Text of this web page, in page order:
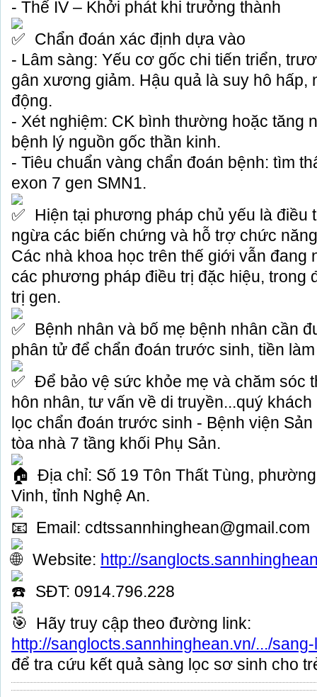
- Thể IV – Khởi phát khi trưởng thành
Chẩn đoán xác định dựa vào
- Lâm sàng: Yếu cơ gốc chi tiến triển,
gân xương giảm. Hậu quả là suy hô hấp,
động.
- Xét nghiệm: CK bình thường hoặc tăng
bệnh lý nguồn gốc thần kinh.
- Tiêu chuẩn vàng chẩn đoán bệnh: tìm
exon 7 gen SMN1.
Hiện tại phương pháp chủ yếu là điều
ngừa các biến chứng và hỗ trợ chức
Các nhà khoa học trên thế giới vẫn đang
các phương pháp điều trị đặc hiệu, trong
trị gen.
Bệnh nhân và bố mẹ bệnh nhân cần
phân tử để chẩn đoán trước sinh, tiền
Để bảo vệ sức khỏe mẹ và chăm sóc
hôn nhân, tư vấn về di truyền...quý
lọc chẩn đoán trước sinh - Bệnh viện
tòa nhà 7 tầng khối Phụ Sản.
Địa chỉ: Số 19 Tôn Thất Tùng,
Vinh, tỉnh Nghệ An.
Email: cdtssannhinghean@gmail.com
Website: http://
SĐT: 0914.796.228
Hãy truy cập theo đường link:
http://sanglocts.sannhinghean.vn/.../
để tra cứu kết quả sàng lọc sơ sinh cho